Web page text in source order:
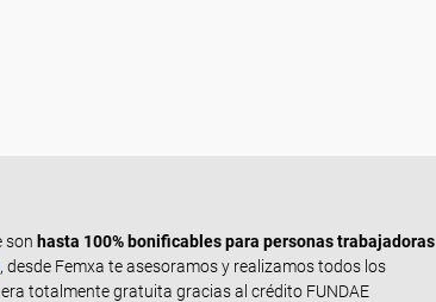
son hasta 100% bonificables para personas trabajadoras
, desde Femxa te asesoramos y realizamos todos los
totalmente gratuita gracias al crédito FUNDAE